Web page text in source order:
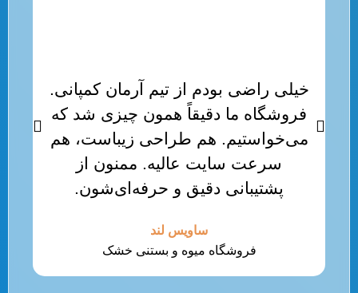
خیلی راضی بودم از تیم آرمان کمپانی.
فروشگاه ما دقیقاً همون چیزی شد که
می‌خواستیم. هم طراحی زیباست، هم
سرعت سایت عالیه. ممنون از
پشتیبانی دقیق و حرفه‌ای‌شون.
ساویس لند
فروشگاه میوه و بستنی خشک